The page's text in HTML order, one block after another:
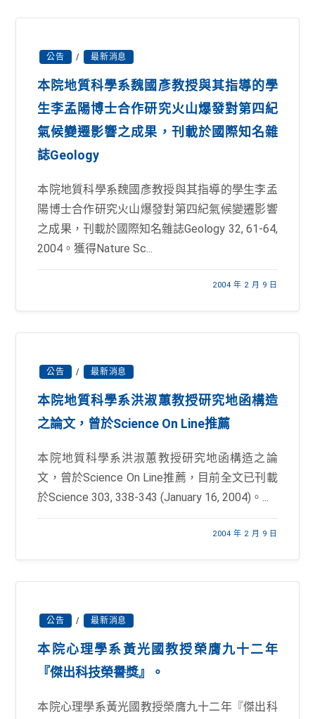
公告 / 最新消息
本院地質科學系魏國彥教授與其指導的學
生李孟陽博士合作研究火山爆發對第四紀
氣候變遷影響之成果，刊載於國際知名雜
誌Geology
本院地質科學系魏國彥教授與其指導的學生李孟
陽博士合作研究火山爆發對第四紀氣候變遷影響
之成果，刊載於國際知名雜誌Geology 32, 61-64,
2004。獲得Nature Sc...
2004 年 2 月 9 日
公告 / 最新消息
本院地質科學系洪淑蕙教授研究地函構造
之論文，曾於Science On Line推薦
本院地質科學系洪淑蕙教授研究地函構造之論
文，曾於Science On Line推薦，目前全文已刊載
於Science 303, 338-343 (January 16, 2004)。...
2004 年 2 月 9 日
公告 / 最新消息
本院心理學系黃光國教授榮膺九十二年
『傑出科技榮譽獎』。
本院心理學系黃光國教授榮膺九十二年『傑出科